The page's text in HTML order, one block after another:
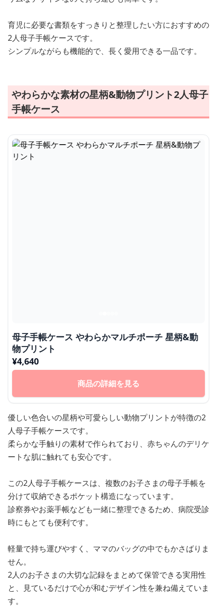
育児に必要な書類をすっきりと整理したい方におすすめの
2人母子手帳ケースです。
シンプルながらも機能的で、長く愛用できる一品です。
やわらかな素材の星柄&動物プリント2人母子
手帳ケース
母子手帳ケース やわらかマルチポーチ 星柄&動
物プリント
¥4,640
商品の詳細を見る
優しい色合いの星柄や可愛らしい動物プリントが特徴の2
人母子手帳ケースです。
柔らかな手触りの素材で作られており、赤ちゃんのデリケ
ートな肌に触れても安心です。
この2人母子手帳ケースは、複数のお子さまの母子手帳を
分けて収納できるポケット構造になっています。
診察券やお薬手帳なども一緒に整理できるため、病院受診
時にもとても便利です。
軽量で持ち運びやすく、ママのバッグの中でもかさばりま
せん。
2人のお子さまの大切な記録をまとめて保管できる実用性
と、見ているだけで心が和むデザイン性を兼ね備えていま
す。